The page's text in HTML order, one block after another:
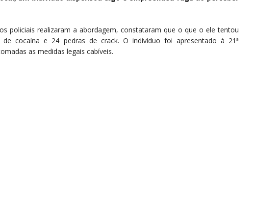
policiais realizaram a abordagem, constataram que o que o ele tentou
cocaína e 24 pedras de crack. O indivíduo foi apresentado à 21ª
as medidas legais cabíveis.